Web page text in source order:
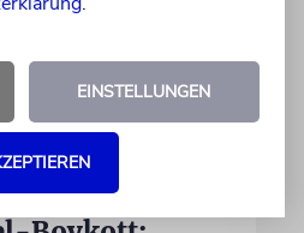
EINSTELLUNGEN